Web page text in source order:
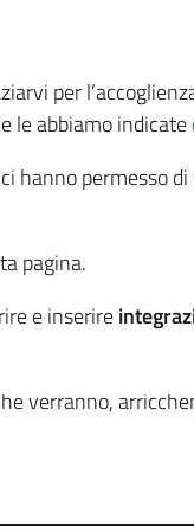
per
le abbiamo indicate
hanno permesso
pagina.
e inserire
verranno,